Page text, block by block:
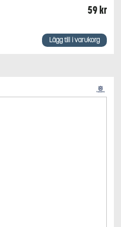
59kr
Lägg till i varukorg